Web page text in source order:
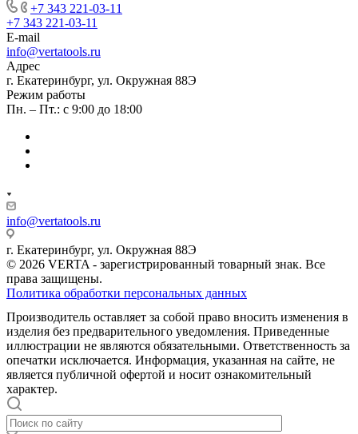
+7 343 221-03-11
+7 343 221-03-11
E-mail
info@vertatools.ru
Адрес
г. Екатеринбург, ул. Окружная 88Э
Режим работы
Пн. – Пт.: с 9:00 до 18:00
info@vertatools.ru
г. Екатеринбург, ул. Окружная 88Э
© 2026 VERTA - зарегистрированный товарный знак. Все
права защищены.
Политика обработки персональных данных
Производитель оставляет за собой право вносить изменения в
изделия без предварительного уведомления. Приведенные
иллюстрации не являются обязательными. Ответственность за
опечатки исключается. Информация, указанная на сайте, не
является публичной офертой и носит ознакомительный
характер.